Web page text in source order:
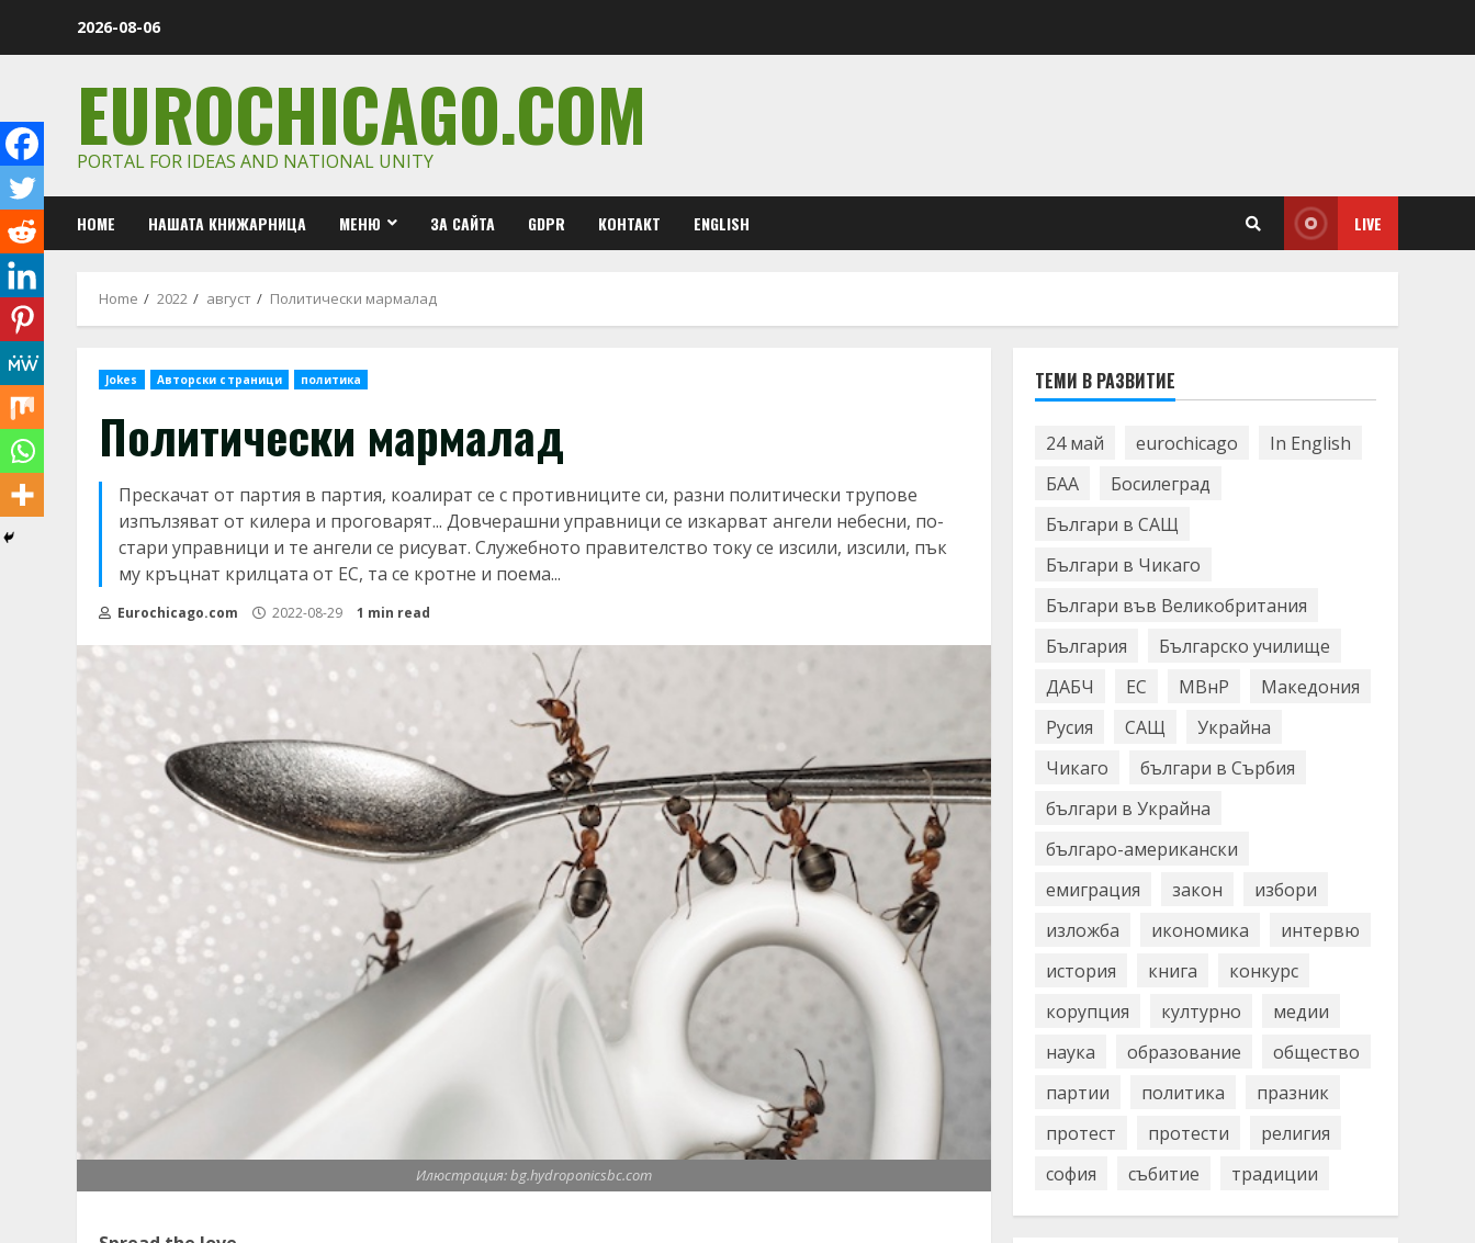
2026-08-06
EUROCHICAGO.COM
PORTAL FOR IDEAS AND NATIONAL UNITY
HOME НАШАТА КНИЖАРНИЦА МЕНЮ ЗА САЙТА GDPR КОНТАКТ ENGLISH LIVE
Home 2022 август Политически мармалад
Jokes Авторски страници политика
Политически мармалад
Прескачат от партия в партия, коалират се с противниците си, разни политически трупове
изпълзяват от килера и проговарят... Довчерашни управници се изкарват ангели небесни, по-
стари управници и те ангели се рисуват. Служебното правителство току се изсили, изсили, пък
му кръцнат крилцата от ЕС, та се кротне и поема...
Eurochicago.com 2022-08-29 1 min read
Илюстрация: bg.hydroponicsbc.com
ТЕМИ В РАЗВИТИЕ
24 май eurochicago
In English
БАА
Босилеград
Българи в САЩ
Българи в Чикаго
Българи във Великобритания
България
Българско училище
ДАБЧ
ЕС МВнР
Македония
Русия
САЩ
Украйна
Чикаго
българи в Сърбия
българи в Украйна
българо-американски
емиграция
закон
избори
изложба
икономика
интервю
история
книга
конкурс
корупция
културно
медии
наука
образование
общество
партии
политика
празник
протест
протести
религия
софия
събитие традиции